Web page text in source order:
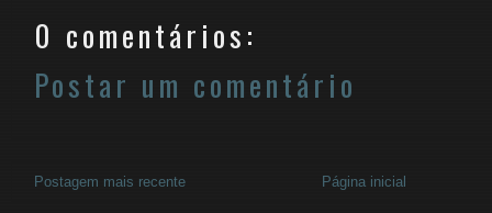
0 comentários:
Postar um comentário
Postagem mais recente Página inicial